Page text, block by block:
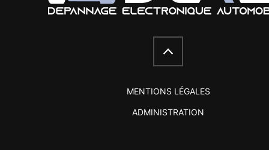
MENTIONS LÉGALES
ADMINISTRATION